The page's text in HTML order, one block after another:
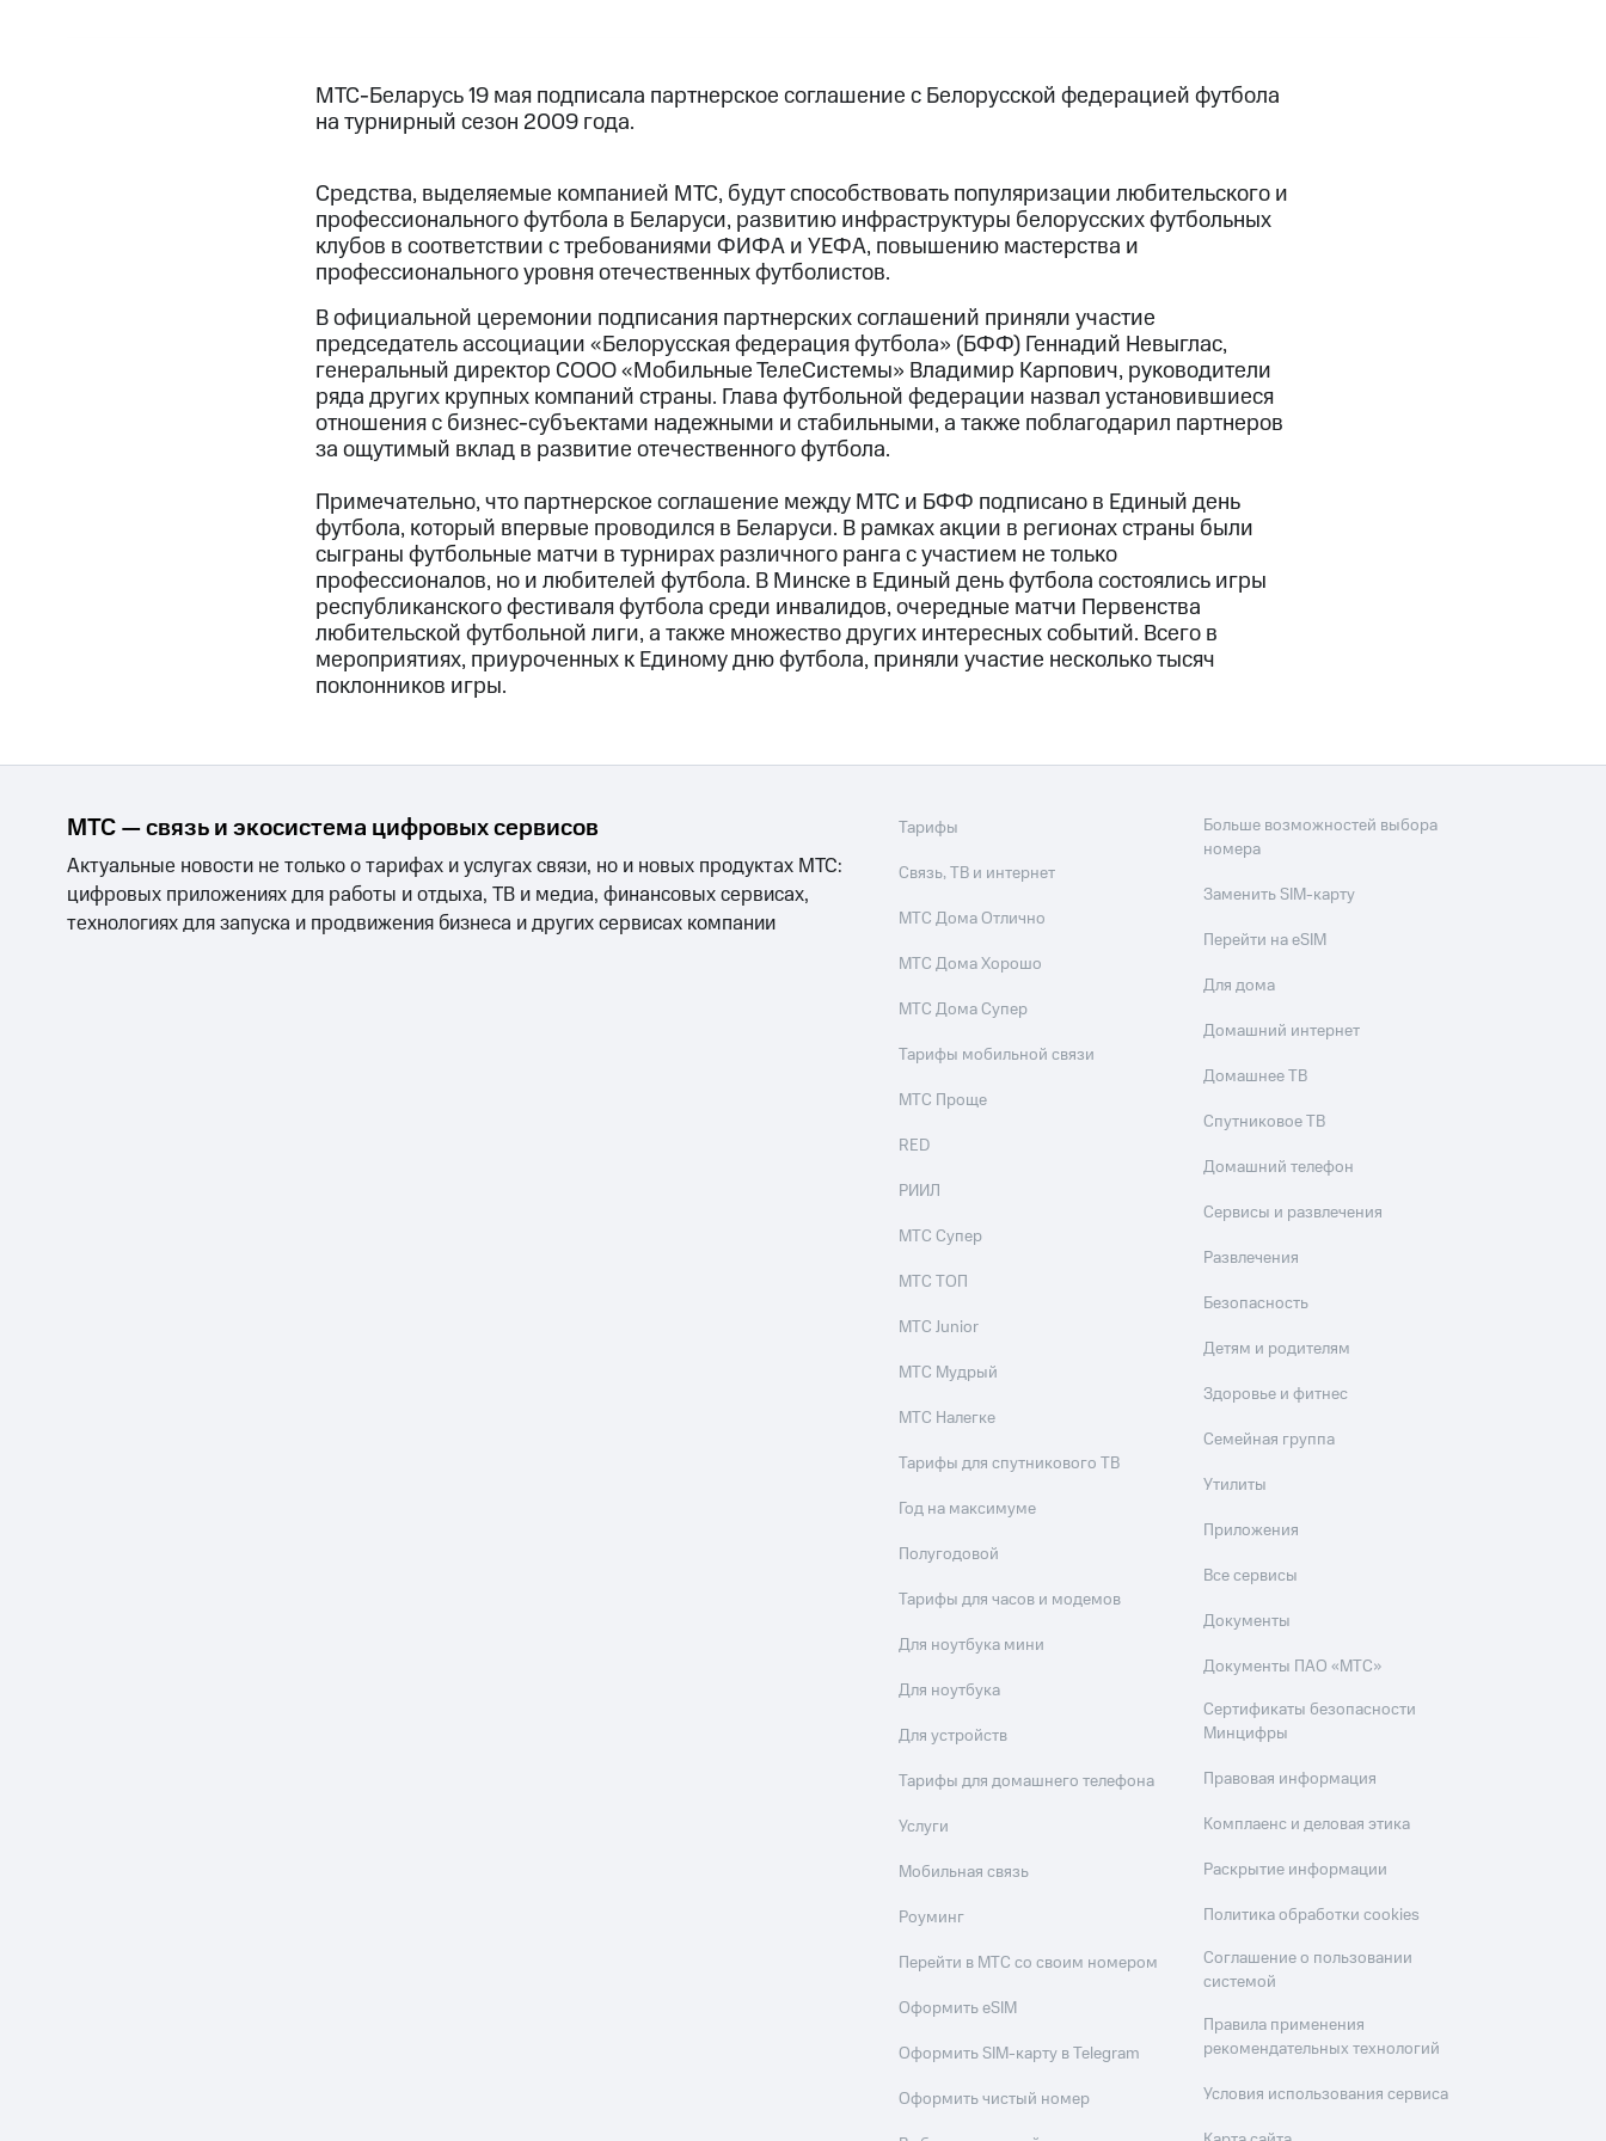
МТС-Беларусь 19 мая подписала партнерское соглашение с Белорусской федерацией футбола
на турнирный сезон 2009 года.
Средства, выделяемые компанией МТС, будут способствовать популяризации любительского и
профессионального футбола в Беларуси, развитию инфраструктуры белорусских футбольных
клубов в соответствии с требованиями ФИФА и УЕФА, повышению мастерства и
профессионального уровня отечественных футболистов.
В официальной церемонии подписания партнерских соглашений приняли участие
председатель ассоциации «Белорусская федерация футбола» (БФФ) Геннадий Невыглас,
генеральный директор СООО «Мобильные ТелеСистемы» Владимир Карпович, руководители
ряда других крупных компаний страны. Глава футбольной федерации назвал установившиеся
отношения с бизнес-субъектами надежными и стабильными, а также поблагодарил партнеров
за ощутимый вклад в развитие отечественного футбола.
Примечательно, что партнерское соглашение между МТС и БФФ подписано в Единый день
футбола, который впервые проводился в Беларуси. В рамках акции в регионах страны были
сыграны футбольные матчи в турнирах различного ранга с участием не только
профессионалов, но и любителей футбола. В Минске в Единый день футбола состоялись игры
республиканского фестиваля футбола среди инвалидов, очередные матчи Первенства
любительской футбольной лиги, а также множество других интересных событий. Всего в
мероприятиях, приуроченных к Единому дню футбола, приняли участие несколько тысяч
поклонников игры.
МТС — связь и экосистема цифровых сервисов
Актуальные новости не только о тарифах и услугах связи, но и новых продуктах МТС:
цифровых приложениях для работы и отдыха, ТВ и медиа, финансовых сервисах,
технологиях для запуска и продвижения бизнеса и других сервисах компании
Тарифы
Связь, ТВ и интернет
МТС Дома Отлично
МТС Дома Хорошо
МТС Дома Супер
Тарифы мобильной связи
МТС Проще
RED
РИИЛ
МТС Супер
МТС ТОП
МТС Junior
МТС Мудрый
МТС Налегке
Тарифы для спутникового ТВ
Год на максимуме
Полугодовой
Тарифы для часов и модемов
Для ноутбука мини
Для ноутбука
Для устройств
Тарифы для домашнего телефона
Услуги
Мобильная связь
Роуминг
Перейти в МТС со своим номером
Оформить eSIM
Оформить SIM-карту в Telegram
Оформить чистый номер
Больше возможностей выбора
номера
Заменить SIM-карту
Перейти на eSIM
Для дома
Домашний интернет
Домашнее ТВ
Спутниковое ТВ
Домашний телефон
Сервисы и развлечения
Развлечения
Безопасность
Детям и родителям
Здоровье и фитнес
Семейная группа
Утилиты
Приложения
Все сервисы
Документы
Документы ПАО «МТС»
Сертификаты безопасности
Минцифры
Правовая информация
Комплаенс и деловая этика
Раскрытие информации
Политика обработки cookies
Соглашение о пользовании
системой
Правила применения
рекомендательных технологий
Условия использования сервиса